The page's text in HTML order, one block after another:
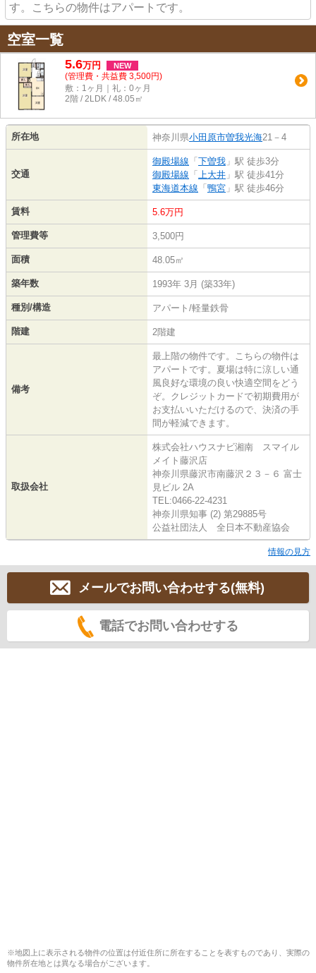
す。こちらの物件はアパートです。
空室一覧
5.6万円 NEW
(管理費・共益費 3,500円)
敷：1ヶ月｜礼：0ヶ月
2階 / 2LDK / 48.05㎡
所在地 神奈川県小田原市曽我光海21－4
交通
御殿場線 「 下曽我 」駅 徒歩3分
御殿場線 「 上大井 」駅 徒歩41分
東海道本線 「 鴨宮 」駅 徒歩46分
賃料 5.6万円
管理費等 3,500円
面積 48.05㎡
築年数 1993年 3月 (築33年)
種別/構造 アパート/軽量鉄骨
階建 2階建
備考
最上階の物件です。こちらの物件は
アパートです。夏場は特に涼しい通
風良好な環境の良い快適空間をどう
ぞ。クレジットカードで初期費用が
お支払いいただけるので、決済の手
間が軽減できます。
取扱会社
株式会社ハウスナビ湘南 スマイル
メイト藤沢店
神奈川県藤沢市南藤沢２３－６ 富士
見ビル 2A
TEL:0466-22-4231
神奈川県知事 (2) 第29885号
公益社団法人 全日本不動産協会
情報の見方
メールでお問い合わせする(無料)
電話でお問い合わせする
※地図上に表示される物件の位置は付近住所に所在することを表すものであり、実際の
物件所在地とは異なる場合がございます。